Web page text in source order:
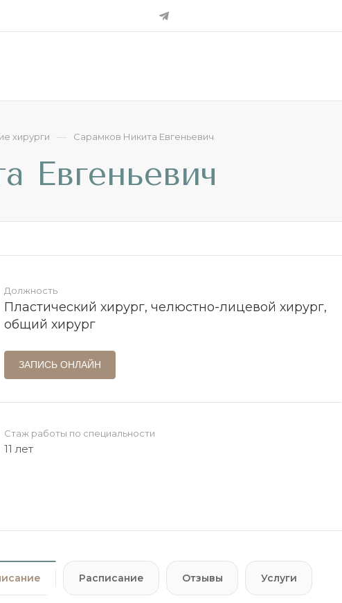
хирурги — Сарамков Никита Евгеньевич
Евгеньевич
Должность
Пластический хирург, челюстно-лицевой хирург,
общий хирург
ЗАПИСЬ ОНЛАЙН
Стаж работы по специальности
11 лет
Расписание Отзывы Услуги